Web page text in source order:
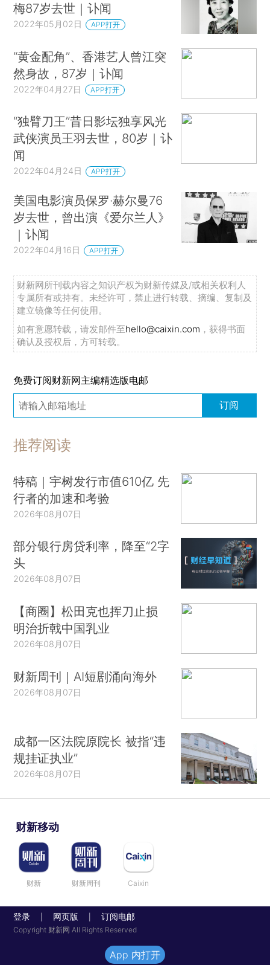
梅87岁去世｜讣闻
2022年05月02日 APP打开
“黄金配角”、香港艺人曾江突
然身故，87岁｜讣闻
2022年04月27日 APP打开
“独臂刀王”昔日影坛独享风光
武侠演员王羽去世，80岁｜讣
闻
2022年04月24日 APP打开
美国电影演员保罗·赫尔曼76
岁去世，曾出演《爱尔兰人》
｜讣闻
2022年04月16日 APP打开
财新网所刊载内容之知识产权为财新传媒及/或相关权利人
专属所有或持有。未经许可，禁止进行转载、摘编、复制及
建立镜像等任何使用。
如有意愿转载，请发邮件至hello@caixin.com ，获得书面
确认及授权后，方可转载。
免费订阅财新网主编精选版电邮
订阅
推荐阅读
特稿｜宇树发行市值610亿 先
行者的加速和考验
2026年08月07日
部分银行房贷利率，降至“2字
头
2026年08月07日
【商圈】松田克也挥刀止损
明治折戟中国乳业
2026年08月07日
财新周刊｜AI短剧涌向海外
2026年08月07日
成都一区法院原院长 被指“违
规挂证执业”
2026年08月07日
财新移动
财新 财新周刊 Caixin
登录 网页版 订阅电邮
Copyright 财新网 All Rights Reserved
App 内打开